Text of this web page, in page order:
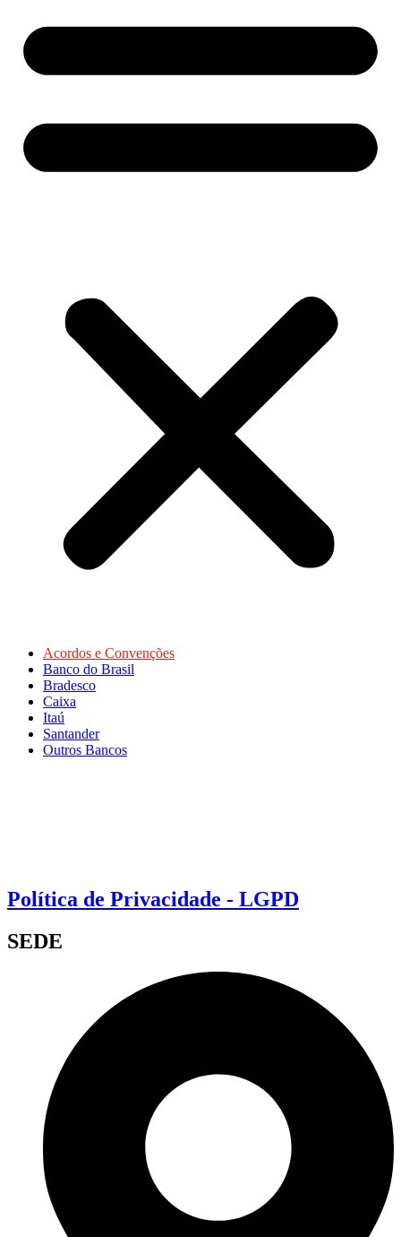
Acordos e Convenções
Banco do Brasil
Bradesco
Caixa
Itaú
Santander
Outros Bancos
Política de Privacidade - LGPD
SEDE